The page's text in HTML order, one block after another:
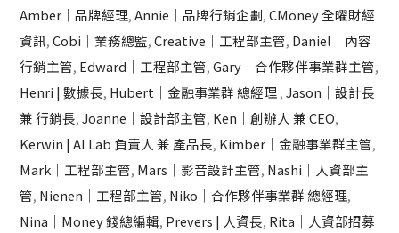
Amber｜品牌經理,Annie｜品牌行銷企劃,CMoney 全曜財經
資訊,Cobi｜業務總監,Creative｜工程部主管, Daniel｜內容
行銷主管, Edward｜工程部主管,Gary｜合作夥伴事業群主管,
Henri | 數據長, Hubert｜金融事業群 總經理,Jason｜設計長
兼 行銷長,Joanne｜設計部主管, Ken｜創辦人 兼 CEO,
Kerwin | AI Lab 負責人 兼 產品長, Kimber｜金融事業群主管,
Mark｜工程部主管, Mars｜影音設計主管, Nashi｜人資部主
管, Nienen｜工程部主管, Niko｜合作夥伴事業群 總經理,
Nina｜Money 錢總編輯, Prevers | 人資長, Rita｜人資部招募